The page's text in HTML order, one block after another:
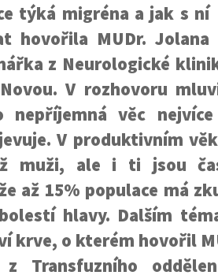
týká migréna a jak s ní
hovořila MUDr. Jolana
z Neurologické
V rozhovoru
nepříjemná věc
V produktivním
muži, ale i ti jsou
až 15% populace má
hlavy. Dalším
krve, o kterém hovořil
Transfuzního